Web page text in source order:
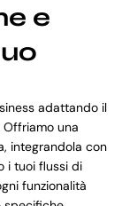
e
adattando il
una
integrandola con
i tuoi flussi di
funzionalità